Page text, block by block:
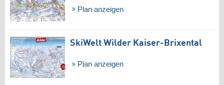
Plan anzeigen
SkiWelt Wilder Kaiser-Brixental
Plan anzeigen